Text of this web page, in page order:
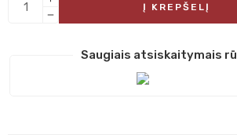
Į KREPŠELĮ
Saugiais atsiskaitymais